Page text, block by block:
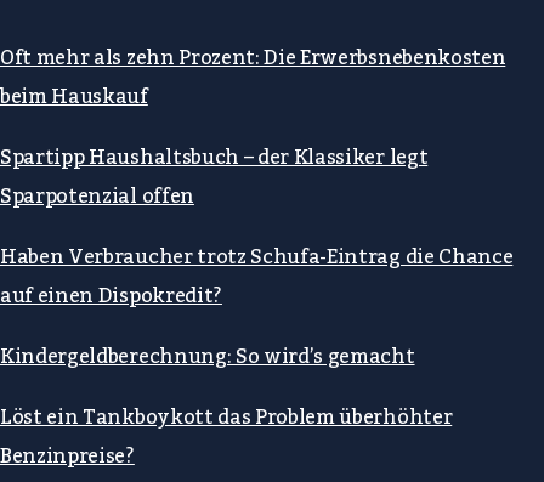
Oft mehr als zehn Prozent: Die Erwerbsnebenkosten
beim Hauskauf
Spartipp Haushaltsbuch – der Klassiker legt
Sparpotenzial offen
Haben Verbraucher trotz Schufa-Eintrag die Chance
auf einen Dispokredit?
Kindergeldberechnung: So wird’s gemacht
Löst ein Tankboykott das Problem überhöhter
Benzinpreise?